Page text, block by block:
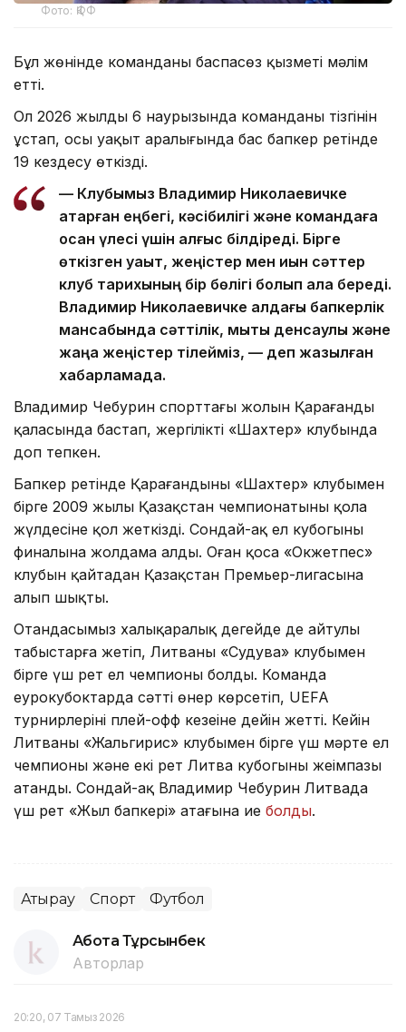
Фото: ҚФФ
Бұл жөнінде команданың баспасөз қызметі мәлім
етті.
Ол 2026 жылдың 6 наурызында команданың тізгінін
ұстап, осы уақыт аралығында бас бапкер ретінде
19 кездесу өткізді.
— Клубымыз Владимир Николаевичке
атқарған еңбегі, кәсібилігі және командаға
қосқан үлесі үшін алғыс білдіреді. Бірге
өткізген уақыт, жеңістер мен қиын сәттер
клуб тарихының бір бөлігі болып қала береді.
Владимир Николаевичке алдағы бапкерлік
мансабында сәттілік, мықты денсаулық және
жаңа жеңістер тілейміз, — деп жазылған
хабарламада.
Владимир Чебурин спорттағы жолын Қарағанды
қаласында бастап, жергілікті «Шахтер» клубында
доп тепкен.
Бапкер ретінде Қарағандының «Шахтер» клубымен
бірге 2009 жылы Қазақстан чемпионатының қола
жүлдесіне қол жеткізді. Сондай-ақ ел кубогының
финалына жолдама алды. Оған қоса «Окжетпес»
клубын қайтадан Қазақстан Премьер-лигасына
алып шықты.
Отандасымыз халықаралық деңгейде де айтулы
табыстарға жетіп, Литваның «Судува» клубымен
бірге үш рет ел чемпионы болды. Команда
еурокубоктарда сәтті өнер көрсетіп, UEFA
турнирлерінің плей-офф кезеңіне дейін жетті. Кейін
Литваның «Жальгирис» клубымен бірге үш мәрте ел
чемпионы және екі рет Литва кубогының жеңімпазы
атанды. Сондай-ақ Владимир Чебурин Литвада
үш рет «Жыл бапкері» атағына ие болды.
Атырау Спорт Футбол
Ақбота Тұрсынбек
Авторлар
20:20, 07 Тамыз 2026